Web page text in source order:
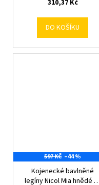
310,37 Kč
DO KOŠÍKU
597 KČ –44 %
Kojenecké bavlněné
legíny Nicol Mia hnědé